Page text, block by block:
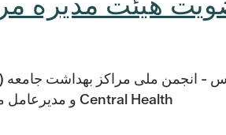
Central Health و مدیرعامل مراکز بهداشت CommUnityCare را انتخاب کرده است، […]